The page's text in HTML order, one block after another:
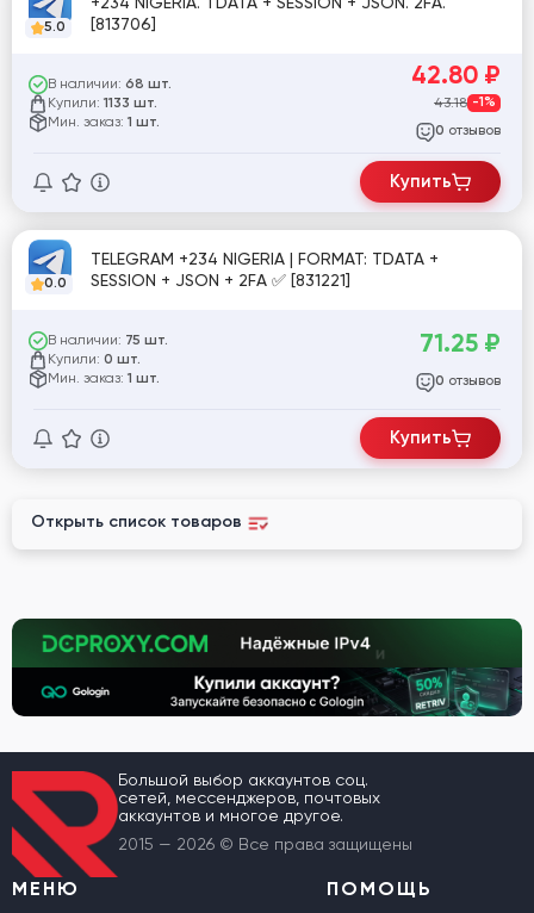
5.0
[813706]
В наличии: 68 шт.
Купили: 1133 шт.
Мин. заказ: 1 шт.
42.80 ₽
43.18 -1%
0 отзывов
Купить
0.0
TELEGRAM +234 NIGERIA | FORMAT: TDATA +
SESSION + JSON + 2FA ✅ [831221]
В наличии: 75 шт.
Купили: 0 шт.
Мин. заказ: 1 шт.
71.25 ₽
0 отзывов
Купить
Открыть список товаров
Большой выбор аккаунтов соц.
сетей, мессенджеров, почтовых
аккаунтов и многое другое.
2015 — 2026 © Все права защищены
МЕНЮ ПОМОЩЬ